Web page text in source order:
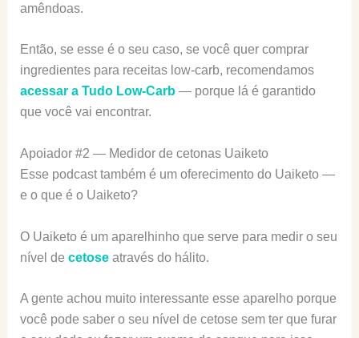
amêndoas.
Então, se esse é o seu caso, se você quer comprar
ingredientes para receitas low-carb, recomendamos
acessar a Tudo Low-Carb— porque lá é garantido
que você vai encontrar.
Apoiador #2 — Medidor de cetonas Uaiketo
Esse podcast também é um oferecimento do Uaiketo —
e o que é o Uaiketo?
O Uaiketo é um aparelhinho que serve para medir o seu
nível de cetoseatravés do hálito.
A gente achou muito interessante esse aparelho porque
você pode saber o seu nível de cetose sem ter que furar